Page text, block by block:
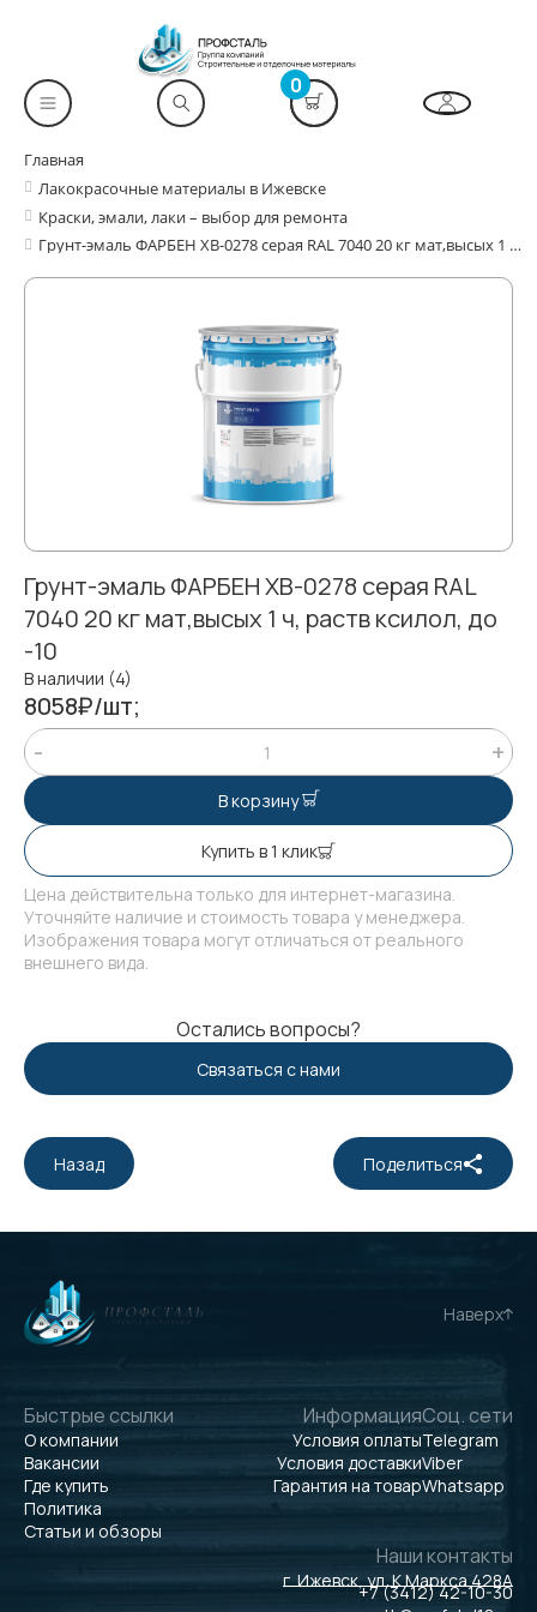
0
Главная
Лакокрасочные материалы в Ижевске
Краски, эмали, лаки – выбор для ремонта
Грунт-эмаль ФАРБЕН ХВ-0278 серая RAL 7040 20 кг мат,высых 1 ч, раств ксилол, до -10
Грунт-эмаль ФАРБЕН ХВ-0278 серая RAL
7040 20 кг мат,высых 1 ч, раств ксилол, до
-10
В наличии (4)
8058₽/шт;
В корзину
Купить в 1 клик
Цена действительна только для интернет-магазина.
Уточняйте наличие и стоимость товара у менеджера.
Изображения товара могут отличаться от реального
внешнего вида.
Остались вопросы?
Связаться с нами
Назад Поделиться
Наверх
Быстрые ссылки
О компании
Вакансии
Где купить
Политика
Статьи и обзоры
Информация
Условия оплаты
Условия доставки
Гарантия на товар
Соц. сети
Telegram
Viber
Whatsapp
Наши контакты
г. Ижевск, ул. К.Маркса 428А
+7 (3412) 42-10-30